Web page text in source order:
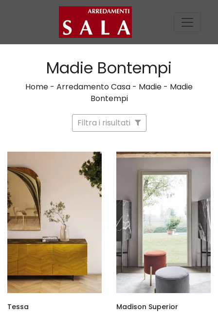
Madie Bontempi
Home - Arredamento Casa - Madie - Madie
Bontempi
Filtra i risultati
Tessa
Madison Superior